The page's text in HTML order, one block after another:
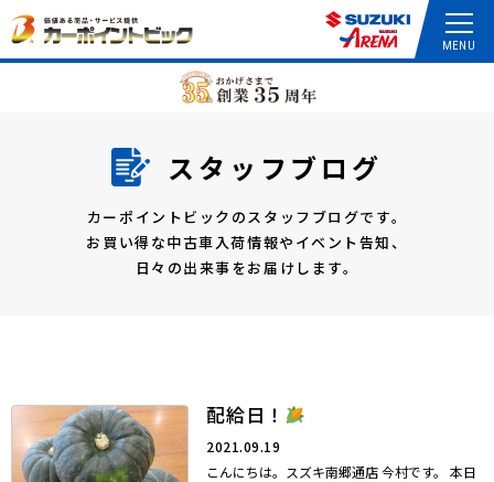
スタッフブログ
カーポイントビックのスタッフブログです。
お買い得な中古車入荷情報やイベント告知、
日々の出来事をお届けします。
配給日！
2021.09.19
こんにちは。スズキ南郷通店 今村です。 本日